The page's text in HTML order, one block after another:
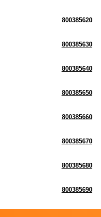
800385620
800385630
800385640
800385650
800385660
800385670
800385680
800385690